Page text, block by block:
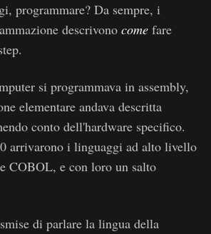
programmare? Da sempre, i
descrivono come fare
si programmava in assembly,
elementare andava descritta
conto dell'hardware specifico.
arrivarono i linguaggi ad alto livello
COBOL, e con loro un salto
di parlare la lingua della